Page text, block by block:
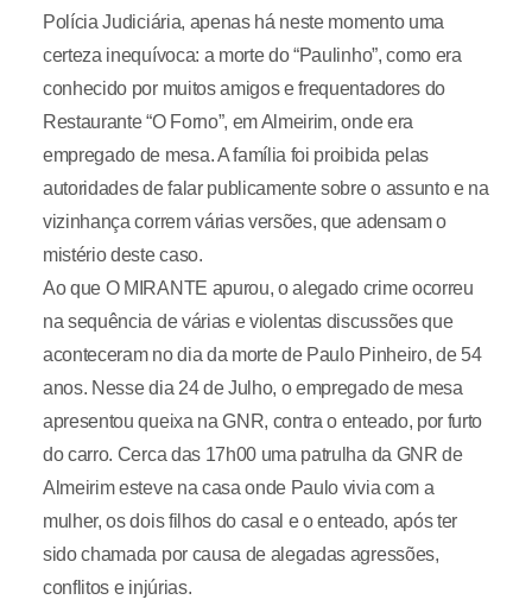
Polícia Judiciária, apenas há neste momento uma
certeza inequívoca: a morte do “Paulinho”, como era
conhecido por muitos amigos e frequentadores do
Restaurante “O Forno”, em Almeirim, onde era
empregado de mesa. A família foi proibida pelas
autoridades de falar publicamente sobre o assunto e na
vizinhança correm várias versões, que adensam o
mistério deste caso.
Ao que O MIRANTE apurou, o alegado crime ocorreu
na sequência de várias e violentas discussões que
aconteceram no dia da morte de Paulo Pinheiro, de 54
anos. Nesse dia 24 de Julho, o empregado de mesa
apresentou queixa na GNR, contra o enteado, por furto
do carro. Cerca das 17h00 uma patrulha da GNR de
Almeirim esteve na casa onde Paulo vivia com a
mulher, os dois filhos do casal e o enteado, após ter
sido chamada por causa de alegadas agressões,
conflitos e injúrias.